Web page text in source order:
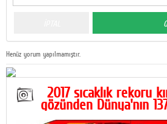
Henüz yorum yapılmamıştır.
2017 sıcaklık rekoru
gözünden Dünya'nın